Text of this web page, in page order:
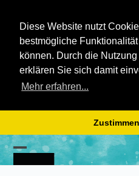
Diese Website nutzt
bestmögliche
können. Durch die
erklären Sie sich damit
Mehr erfahren...
Zustimmen
Skip
to
content
Open
Close